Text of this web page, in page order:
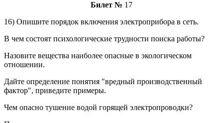
Билет № 17
16) Опишите порядок включения электроприбора в сеть.
В чем состоят психологические трудности поиска работы?
Назовите вещества наиболее опасные в экологическом
отношении.
Дайте определение понятия "вредный производственный
фактор", приведите примеры.
Чем опасно тушение водой горящей электропроводки?